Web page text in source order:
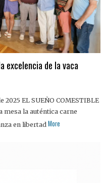
excelencia de la vaca
EL SUEÑO COMESTIBLE
mesa la auténtica carne
en libertad More